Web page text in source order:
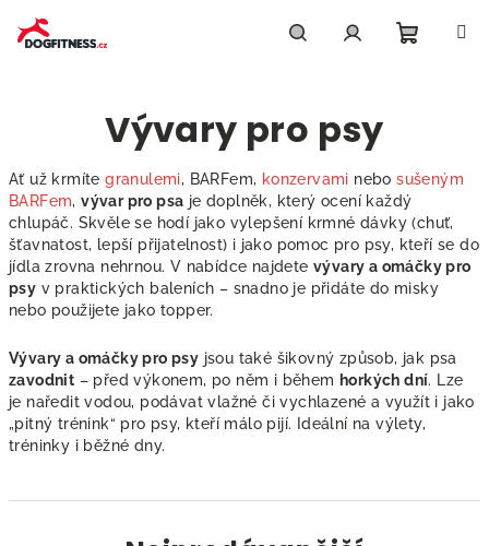
obsah
Vývary pro psy
Ať už krmítegranulemi, BARFem, konzervami nebosušeným
BARFem,vývar pro psa je doplněk, který ocení každý
chlupáč. Skvěle se hodí jako vylepšení krmné dávky (chuť,
šťavnatost, lepší přijatelnost) i jako pomoc pro psy, kteří se do
jídla zrovna nehrnou. V nabídce najdete vývary a omáčky pro
psy v praktických baleních – snadno je přidáte do misky
nebo použijete jako topper.
Vývary a omáčky pro psy jsou také šikovný způsob, jak psa
zavodnit – před výkonem, po něm i během horkých dní. Lze
je naředit vodou, podávat vlažné či vychlazené a využít i jako
„pitný trénink“ pro psy, kteří málo pijí. Ideální na výlety,
tréninky i běžné dny.